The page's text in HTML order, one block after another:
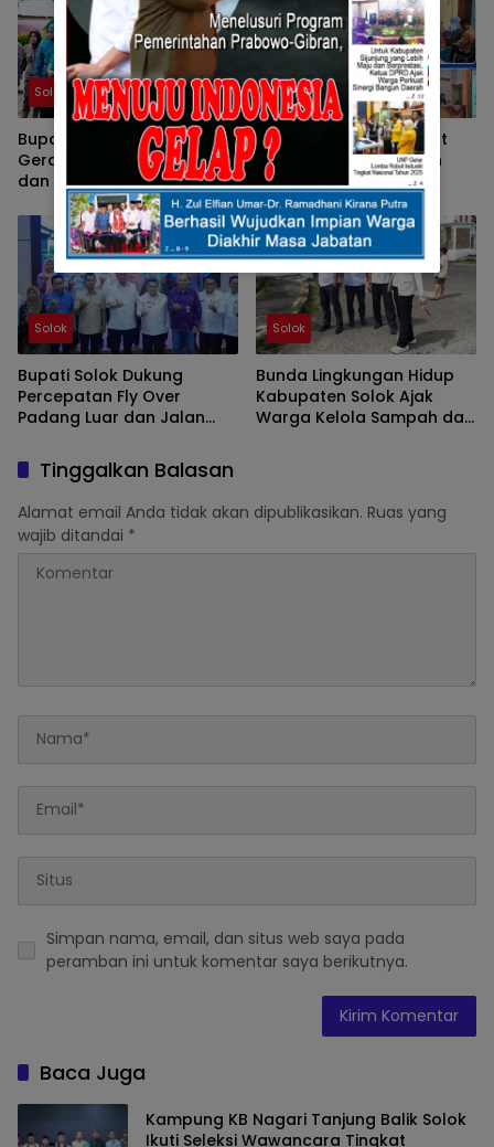
Solok
Bupati Solok Ingatkan,
Gerakan PKK Harus Hadir
dan Memberi Manfaat
Nyata Bagi Masyarakat
Solok
Pemkab Solok Percepat
Penerapan Manajemen
Talenta ASN Melalui
Sosialisasi BKPSDM
Solok
Bupati Solok Dukung
Percepatan Fly Over
Padang Luar dan Jalan
Solok
Bunda Lingkungan Hidup
Kabupaten Solok Ajak
Warga Kelola Sampah dari
Tinggalkan Balasan
Alamat email Anda tidak akan dipublikasikan. Ruas yang
wajib ditandai *
Simpan nama, email, dan situs web saya pada
peramban ini untuk komentar saya berikutnya.
Baca Juga
Kampung KB Nagari Tanjung Balik Solok
Ikuti Seleksi Wawancara Tingkat